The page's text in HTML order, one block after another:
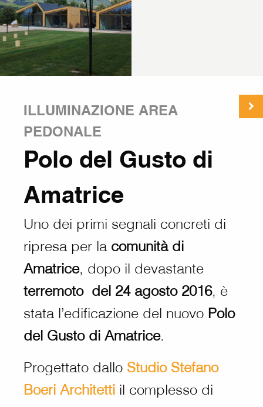
ILLUMINAZIONE AREA
PEDONALE
Polo del Gusto di
Amatrice
Uno dei primi segnali concreti di
ripresa per la comunità di
Amatrice, dopo il devastante
terremoto del 24 agosto 2016, è
stata l’edificazione del nuovo Polo
del Gusto di Amatrice.
Progettato dallo Studio Stefano
Boeri Architetti il complesso di